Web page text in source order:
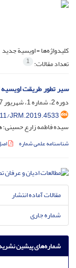
کلیدواژه‌ها =اویسیة جدید
تعداد مقالات: 1
سیر تطور طریقت اویسیه
دوره 2، شماره 1، شهریور 1397، صفحه
JRM.2019.4533
سیده فاطمه زارع حسینی؛
شناسنامه علمی شماره
مقالات آماده انتشار
شماره جاری
شماره‌های پیشین